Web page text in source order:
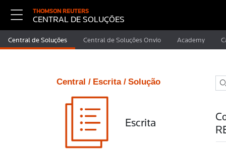
THOMSON REUTERS
CENTRAL DE SOLUÇÕES
Central de Soluções Central de Soluções Onvio Academy
Central / Escrita / Solução
Escrita